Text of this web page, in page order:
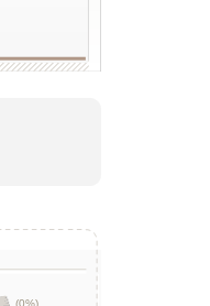
(0%)